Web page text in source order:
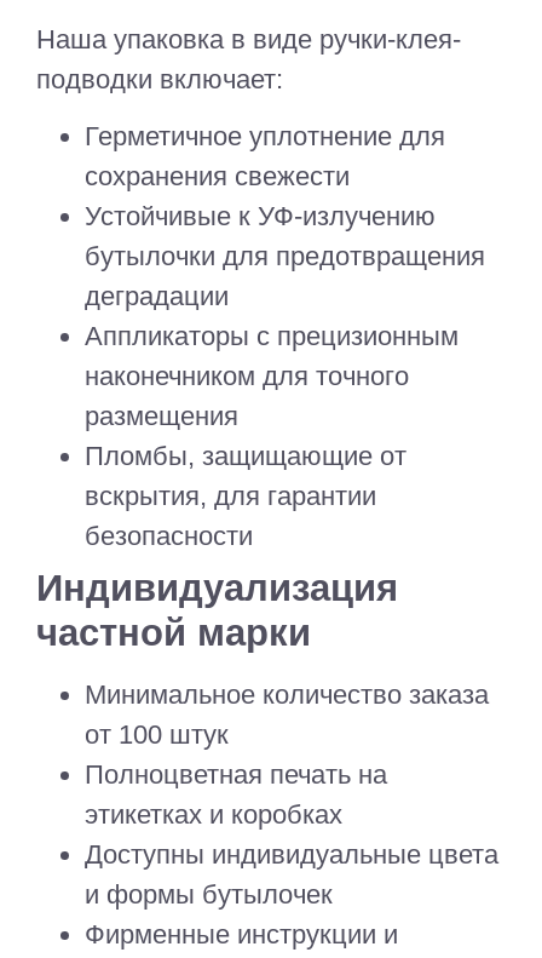
Наша упаковка в виде ручки-клея-
подводки включает:
Герметичное уплотнение для
сохранения свежести
Устойчивые к УФ-излучению
бутылочки для предотвращения
деградации
Аппликаторы с прецизионным
наконечником для точного
размещения
Пломбы, защищающие от
вскрытия, для гарантии
безопасности
Индивидуализация
частной марки
Минимальное количество заказа
от 100 штук
Полноцветная печать на
этикетках и коробках
Доступны индивидуальные цвета
и формы бутылочек
Фирменные инструкции и